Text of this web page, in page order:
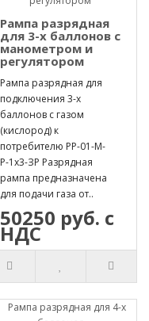
Рампа разрядная
для 3-х баллонов с
манометром и
регулятором
Рампа разрядная для
подключения 3-х
баллонов с газом
(кислород) к
потребителю РР-01-М-
Р-1х3-ЗР Разрядная
рампа предназначена
для подачи газа от..
50250 руб. с
НДС